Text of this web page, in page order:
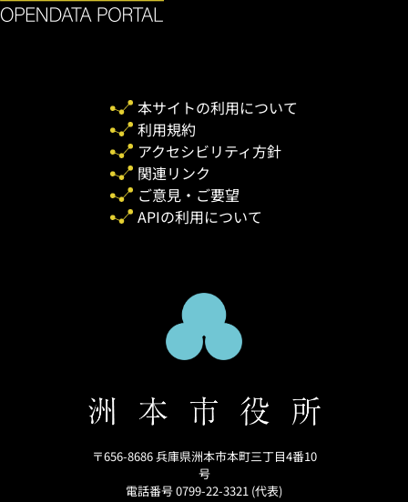
本サイトの利用について
利用規約
アクセシビリティ方針
関連リンク
ご意見・ご要望
APIの利用について
〒656-8686 兵庫県洲本市本町三丁目4番10
号
電話番号 0799-22-3321 (代表)